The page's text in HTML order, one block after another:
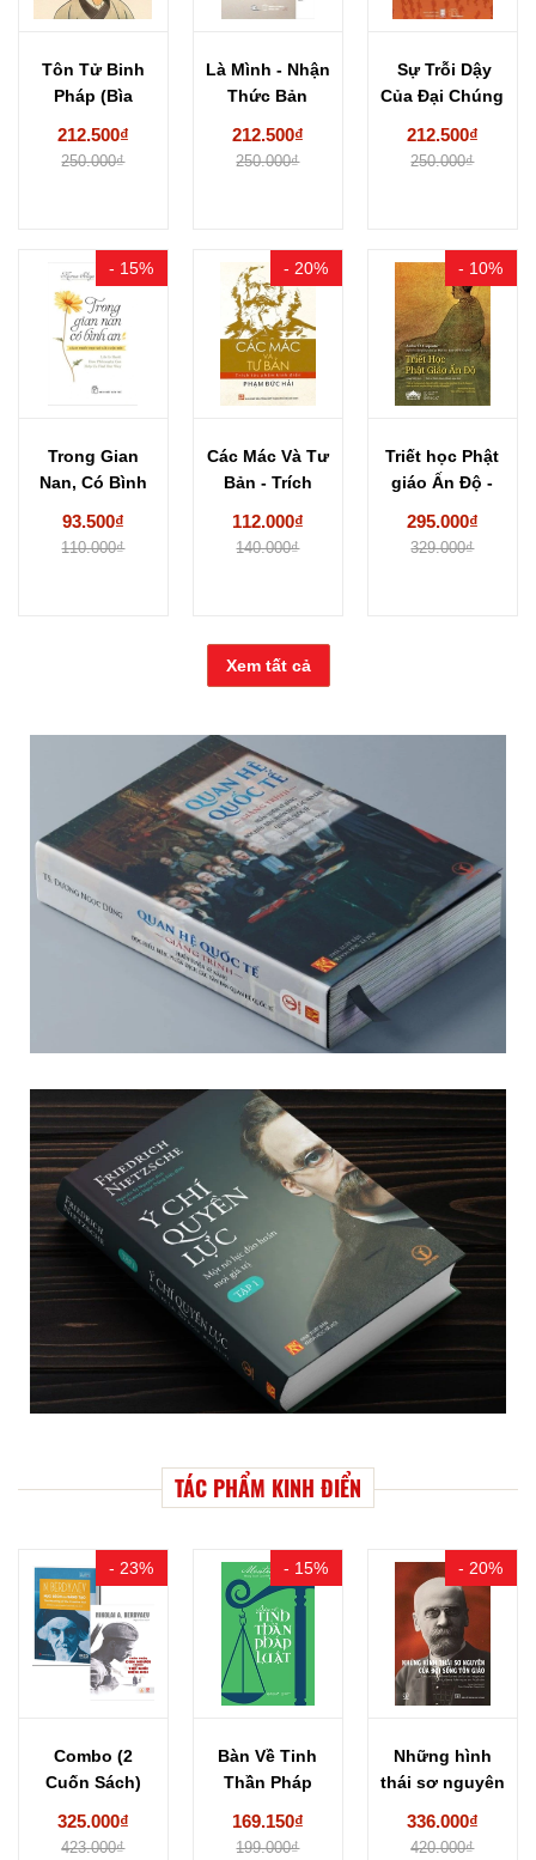
Tôn Tử Binh
Pháp (Bìa
212.500₫
250.000₫
Là Mình - Nhận
Thức Bản
212.500₫
250.000₫
Sự Trỗi Dậy
Của Đại Chúng
212.500₫
250.000₫
- 15%
Trong Gian
Nan, Có Bình
93.500₫
110.000₫
- 20%
Các Mác Và Tư
Bản - Trích
112.000₫
140.000₫
- 10%
Triết học Phật
giáo Ấn Độ -
295.000₫
329.000₫
Xem tất cả
TÁC PHẨM KINH ĐIỂN
- 23%
Combo (2
Cuốn Sách)
325.000₫
423.000₫
- 15%
Bàn Về Tinh
Thần Pháp
169.150₫
199.000₫
- 20%
Những hình
thái sơ nguyên
336.000₫
420.000₫